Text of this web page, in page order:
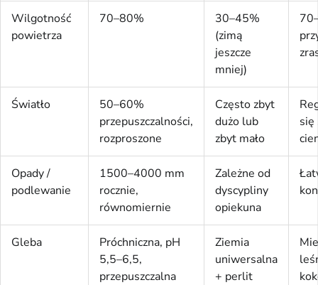
Wilgotność
powietrza
70–80%
30–45%
(zimą
jeszcze
mniej)
Światło
50–60%
przepuszczalności,
rozproszone
Często zbyt
dużo lub
zbyt mało
się
Opady /
podlewanie
1500–4000 mm
rocznie,
równomiernie
Zależne od
dyscypliny
opiekuna
Gleba
Próchniczna, pH
5,5–6,5,
przepuszczalna
Ziemia
uniwersalna
+ perlit